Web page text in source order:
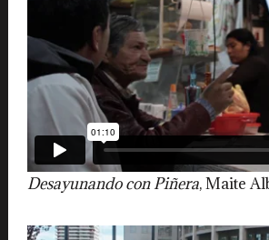
Desayunando con Piñera, Maite